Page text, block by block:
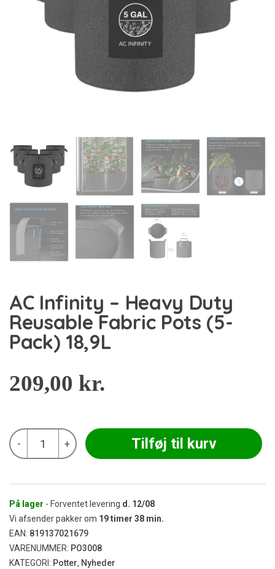
AC Infinity – Heavy Duty
Reusable Fabric Pots (5-
Pack) 18,9L
209,00 kr.
-
AC
Infinity
-
Fabric
Pots
(5-
Pack)
18,9L
antal
+ Tilføj til kurv
På lager - Forventet levering d. 12/08
Vi afsender pakker om 19timer 38 min.
EAN: 819137021679
VARENUMMER: PO3008
KATEGORI: Potter, Nyheder